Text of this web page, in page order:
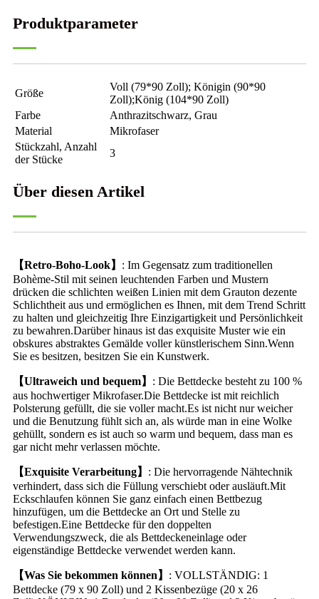
Produktparameter
Größe
Voll (79*90 Zoll); Königin (90*90
Zoll);König (104*90 Zoll)
Farbe
Anthrazitschwarz, Grau
Material
Mikrofaser
Stückzahl, Anzahl
der Stücke
3
Über diesen Artikel
【Retro-Boho-Look】 : Im Gegensatz zum traditionellen
Bohème-Stil mit seinen leuchtenden Farben und Mustern
drücken die schlichten weißen Linien mit dem Grauton dezente
Schlichtheit aus und ermöglichen es Ihnen, mit dem Trend Schritt
zu halten und gleichzeitig Ihre Einzigartigkeit und Persönlichkeit
zu bewahren.Darüber hinaus ist das exquisite Muster wie ein
obskures abstraktes Gemälde voller künstlerischem Sinn.Wenn
Sie es besitzen, besitzen Sie ein Kunstwerk.
【Ultraweich und bequem】 : Die Bettdecke besteht zu 100 %
aus hochwertiger Mikrofaser.Die Bettdecke ist mit reichlich
Polsterung gefüllt, die sie voller macht.Es ist nicht nur weicher
und die Benutzung fühlt sich an, als würde man in eine Wolke
gehüllt, sondern es ist auch so warm und bequem, dass man es
gar nicht mehr verlassen möchte.
【Exquisite Verarbeitung】 : Die hervorragende Nähtechnik
verhindert, dass sich die Füllung verschiebt oder ausläuft.Mit
Eckschlaufen können Sie ganz einfach einen Bettbezug
hinzufügen, um die Bettdecke an Ort und Stelle zu
befestigen.Eine Bettdecke für den doppelten
Verwendungszweck, die als Bettdeckeneinlage oder
eigenständige Bettdecke verwendet werden kann.
【Was Sie bekommen können】 : VOLLSTÄNDIG: 1
Bettdecke (79 x 90 Zoll) und 2 Kissenbezüge (20 x 26